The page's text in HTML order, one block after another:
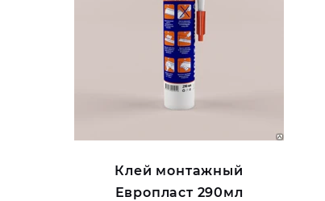
Клей монтажный
Европласт 290мл